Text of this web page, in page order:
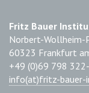
Fritz Bauer
Norbert-Wollheim-
60323 Frankfurt
+49 (0)69 798
info(at)fritz-bauer-